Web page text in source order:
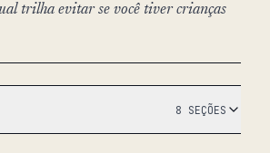
trilha evitar se você tiver crianças
8 SEÇÕES